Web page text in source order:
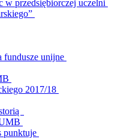
w przedsiębiorczej uczelni
fundusze unijne
2017/18
punktuje